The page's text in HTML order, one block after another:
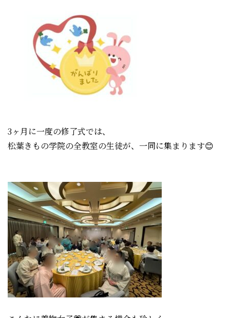
3ヶ月に一度の修了式では、
松葉きもの学院の全教室の生徒が、一同に集まります😊